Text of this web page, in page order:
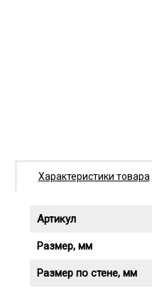
Характеристики товара
Артикул
Размер, мм
Размер по стене, мм